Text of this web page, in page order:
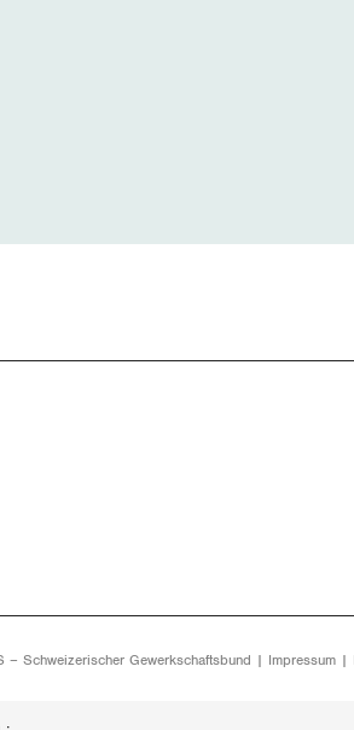
Schweizerischer Gewerkschaftsbund | Impressum|